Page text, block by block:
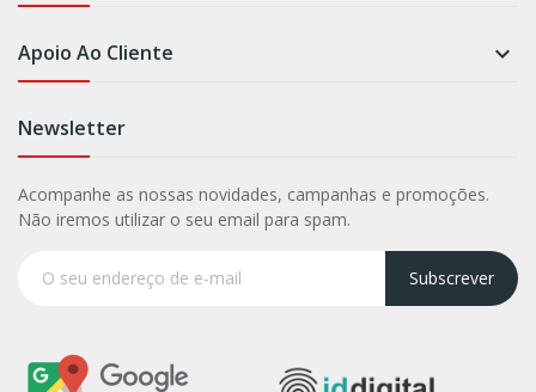
Apoio Ao Cliente 
Newsletter
Acompanhe as nossas novidades, campanhas e promoções.
Não iremos utilizar o seu email para spam.
Subscrever